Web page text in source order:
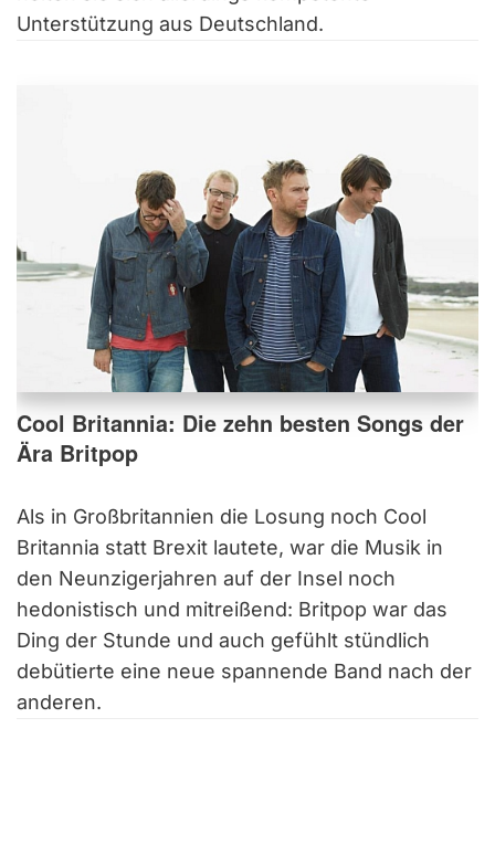
Unterstützung aus Deutschland.
Cool Britannia: Die zehn besten Songs der
Ära Britpop
Als in Großbritannien die Losung noch Cool
Britannia statt Brexit lautete, war die Musik in
den Neunzigerjahren auf der Insel noch
hedonistisch und mitreißend: Britpop war das
Ding der Stunde und auch gefühlt stündlich
debütierte eine neue spannende Band nach der
anderen.